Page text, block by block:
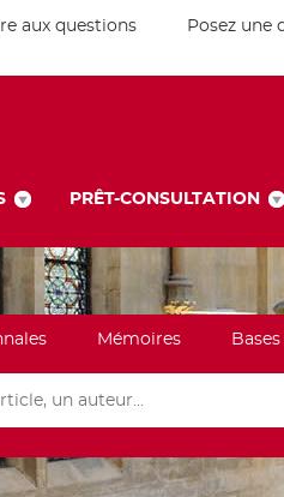
aux questions Posez une
PRÊT-CONSULTATION
Mémoires